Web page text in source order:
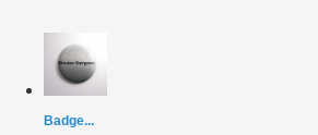
Badge...